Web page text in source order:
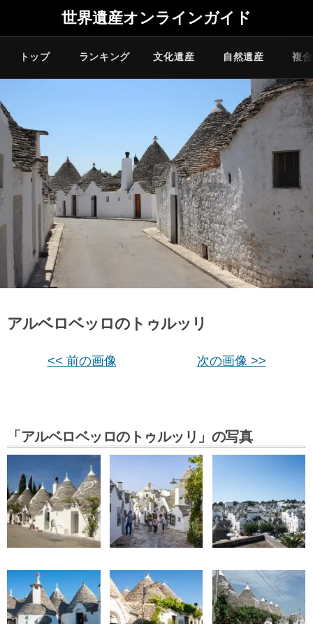
世界遺産オンラインガイド
トップ ランキング 文化遺産 自然遺産 複
アルベロベッロのトゥルッリ
<< 前の画像 次の画像 >>
「アルベロベッロのトゥルッリ」の写真